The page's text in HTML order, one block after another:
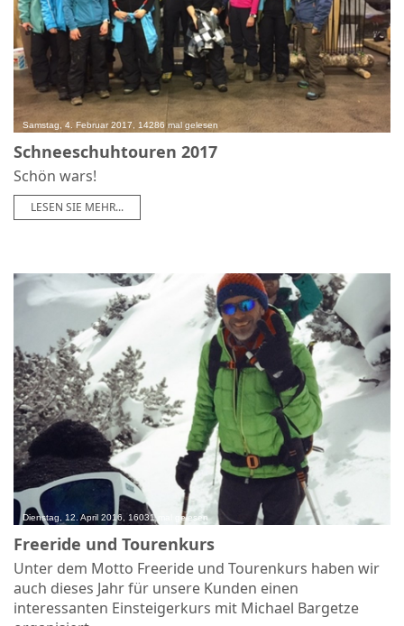
Samstag, 4. Februar 2017, 14286 mal gelesen
Schneeschuhtouren 2017
Schön wars!
LESEN SIE MEHR...
Dienstag, 12. April 2016, 16031 mal gelesen
Freeride und Tourenkurs
Unter dem Motto Freeride und Tourenkurs haben wir
auch dieses Jahr für unsere Kunden einen
interessanten Einsteigerkurs mit Michael Bargetze